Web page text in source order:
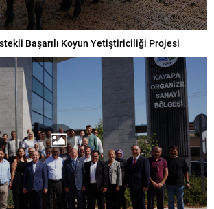
Başarılı Koyun Yetiştiriciliği Projesi